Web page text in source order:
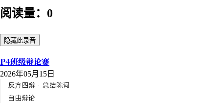
阅读量：0
隐藏此录音
P4班级辩论赛
2026年05月15日
反方四辩 · 总结陈词
自由辩论